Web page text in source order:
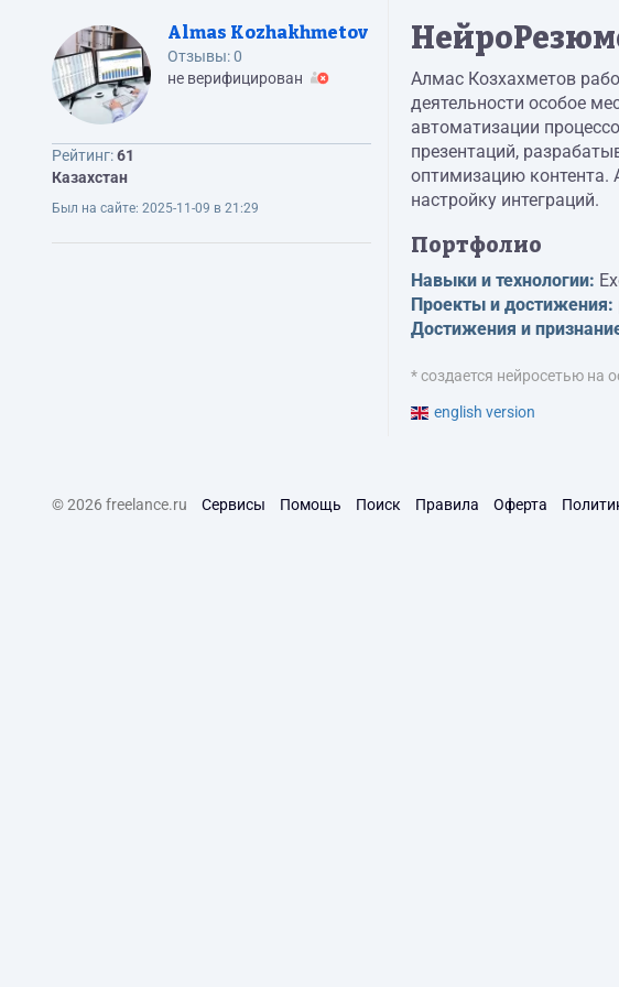
Almas Kozhakhmetov
Отзывы:0
не верифицирован
Рейтинг:61
Казахстан
Был на сайте: 2025-11-09 в 21:29
Алмас Козхахметов
деятельности особое
автоматизации
презентаций,
оптимизацию контента.
настройку интеграций.
Портфолио
Навыки и технологии:
Проекты и достижения:
Достижения и
* создается нейросетью на
english version
© 2026 freelance.ru Сервисы Помощь Поиск Правила Оферта